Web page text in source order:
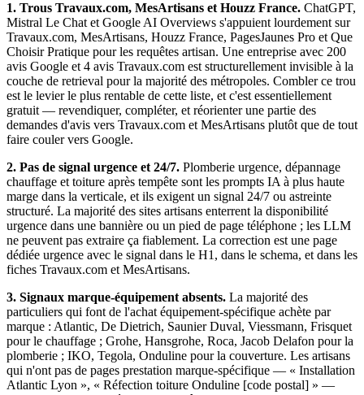
1. Trous Travaux.com, MesArtisans et Houzz France. ChatGPT,
Mistral Le Chat et Google AI Overviews s'appuient lourdement sur
Travaux.com, MesArtisans, Houzz France, PagesJaunes Pro et Que
Choisir Pratique pour les requêtes artisan. Une entreprise avec 200
avis Google et 4 avis Travaux.com est structurellement invisible à la
couche de retrieval pour la majorité des métropoles. Combler ce trou
est le levier le plus rentable de cette liste, et c'est essentiellement
gratuit — revendiquer, compléter, et réorienter une partie des
demandes d'avis vers Travaux.com et MesArtisans plutôt que de tout
faire couler vers Google.
2. Pas de signal urgence et 24/7. Plomberie urgence, dépannage
chauffage et toiture après tempête sont les prompts IA à plus haute
marge dans la verticale, et ils exigent un signal 24/7 ou astreinte
structuré. La majorité des sites artisans enterrent la disponibilité
urgence dans une bannière ou un pied de page téléphone ; les LLM
ne peuvent pas extraire ça fiablement. La correction est une page
dédiée urgence avec le signal dans le H1, dans le schema, et dans les
fiches Travaux.com et MesArtisans.
3. Signaux marque-équipement absents. La majorité des
particuliers qui font de l'achat équipement-spécifique achète par
marque : Atlantic, De Dietrich, Saunier Duval, Viessmann, Frisquet
pour le chauffage ; Grohe, Hansgrohe, Roca, Jacob Delafon pour la
plomberie ; IKO, Tegola, Onduline pour la couverture. Les artisans
qui n'ont pas de pages prestation marque-spécifique — « Installation
Atlantic Lyon », « Réfection toiture Onduline [code postal] » —